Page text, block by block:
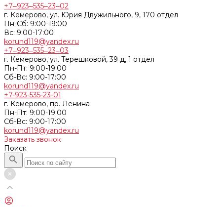
+7‒923‒535‒23‒02
г. Кемерово, ул. Юрия Двужильного, 9, 170 отдел
Пн-Сб: 9:00-19:00
Вс: 9:00-17:00
korund119@yandex.ru
+7‒923‒535‒23‒03
г. Кемерово, ул. Терешковой, 39 д, 1 отдел
Пн-Пт: 9:00-19:00
Cб-Вс: 9:00-17:00
korund119@yandex.ru
+7-923-535-23-01
г. Кемерово, пр. Ленина
Пн-Пт: 9:00-19:00
Cб-Вс: 9:00-17:00
korund119@yandex.ru
Заказать звонок
Поиск